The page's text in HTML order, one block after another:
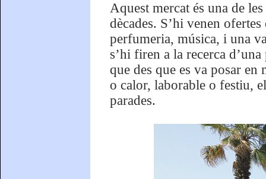
Aquest mercat és una de
dècades. S’hi venen
perfumeria, música, i una
s’hi firen a la recerca
que des que es va posar en
o calor, laborable o festiu,
parades.